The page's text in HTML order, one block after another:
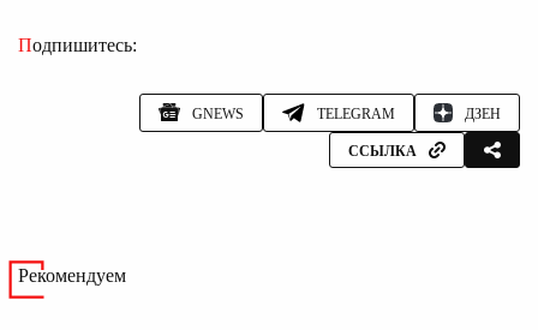
Подпишитесь:
GNEWS TELEGRAM ДЗЕН
ССЫЛКА
Рекомендуем